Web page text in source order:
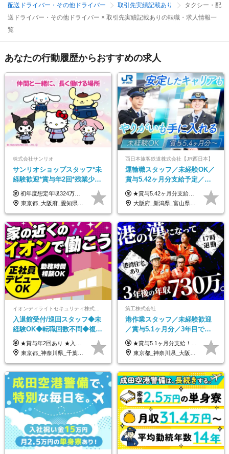
配送ドライバー・その他ドライバー
取引先実績記載あり
タクシー・配
送ドライバー・その他ドライバー × 取引先実績記載ありの転職・求人情報一
覧
あなたの行動履歴からおすすめの求人
株式会社サンリオ
サンリオショップスタッフ*未
経験歓迎*賞与年2回*残業少な
め*産育休取得実績豊富*可愛
い制服*社割有
初年度想定年収324万円～690万円！ ◆全国一律 月給230,000円～＋賞与＋通勤手当＋役職手当＋時間外手当 《手当充実！》 ＊昇給/年1回 ＊賞与/年2回（7月/12月） ＊通勤手当：交通費支給（規定あり） ＊時間外手当 ＊販売職手当 ＊役職手当 《キャリアパス》 ▼店長（32歳）／年収400万円 ▼トレーナー（37歳）／年収500万円 ▼SV（40歳）／年収570万円 ※SVとして活躍された場合、574万円以上に昇給も目指せます。 日頃のお店での頑張りをしっかり評価する体制を整えており、 ご自身の努力次第で昇給する制度を用意しています！ 《ゆくゆくは・・・》 ■店舗スタッフをとりまとめ、お店づくりを主体で行う店長へ ■複数店舗を統括するトレーナーへとキャリアアップ ■様々な規模の店舗を経験しSVとして活躍した後は、本社の教育担当や店舗支援を担う本部スタッフとして活躍いただけます。 ※経験・能力を考慮の上、当社規定により優遇いたします。 ※入社日から6カ月間の試用期間あり。その間の待遇に差異はありません。
東京都_大阪府_愛知県_北海道_栃木県_静岡県_兵庫県_京都府_福岡県
西日本旅客鉄道株式会社【JR西日本】
運輸職スタッフ／未経験OK／
賞与5.42ヶ月分支給予定／残
業月11h程／年休119日+有給
平均18.7日
★賞与5.42ヶ月分支給予定あり！ （大卒以上）月給24万1,692円～39万5,780円＋各種手当＋賞与2回 （高卒以上）月給22万2,662円～39万5,780円＋各種手当＋賞与2回 ※上記は2025年度新卒支払額（京阪神地区）となります ※勤務地・学歴で異なり、ご経験・能力等をふまえた金額を加算します ※残業代は別途全額支給します ※当社規程に基づき決定します ※試用期間あり（3ヶ月／待遇に変更はありません） ※基本給以外の諸手当として扶養・職務・時間外・通勤手当等を支給します ※京阪神地区以外の勤務地の場合 月給（大卒）23万0,706円～／月給（高卒）21万2,541円～となります
大阪府_新潟県_富山県_石川県_福井県_三重県_兵庫県_京都府_滋賀県_奈良県_和歌山県_広島県_岡山県_鳥取県_島根県_山口県_福岡県
イオンディライトセキュリティ株式会社（イオングループ）
入退館受付/巡回スタッフ◆未
経験OK◆転職回数不問◆複数
勤務地で募集中◆ブランクあ
りOK◆室内業務がメイン
★賞与年2回あり ★入社祝い金3万円支給 ★出産祝い金や育児支援金などの手当も充実！ ≪給与モデル≫ 【東京】基本給27万2780円/月給＋時間外手当（25h） 【愛知】基本給25万4990円/月給＋時間外手当（25h） 【大阪】基本給25万4990円/月給＋時間外手当（25h） 【福岡】基本給23万7200円/月給＋時間外手当（25h） -------------- ▽各地の給与は下記をご確認ください！ ■北海道 月給20万円～ ■東北 月給20万円～ ■北関東 埼玉／月給22万5000円～ 茨城・群馬・新潟／月給20万円～ ■南関東 東京・神奈川／月給23万円～ 千葉／月給22万5000円～ 山梨／月給20万円～ ■中部 愛知／月給21万5000円～ 長野・岐阜・三重／月給20万円～ ■関西 大阪／月給21万5000円～ 京都・兵庫／月給21万円～ 滋賀・奈良／月給20万円～ ■中四国 岡山・山口・四国・広島／月給20万円～ ■九州 福岡・鹿児島・長崎／月給20万円～
東京都_神奈川県_千葉県_北海道_福島県_長野県_岐阜県_三重県_京都府_福岡県
第工株式会社
港作業スタッフ／未経験歓迎
／賞与5.1ヶ月分／3年目で年
収730万円も可／食事手当あり
／年休120日以上
★賞与5.1ヶ月分支給！ ★入社3年目・30代で年収730万円の先輩も活躍中！ ★入社1年目・20代で月収29万円の実績あり 月給：22.5万円～30.5万円＋各種手当＋賞与年2回＋残業代全額支給 ※経験・能力などを考慮のうえ決定します ※上記月給には食事手当(5000円／月）を含みます ※残業代は分単位で100％支給いたします ※試用期間3ヶ月。その間の給与・待遇に差異はありません 【月収例】 ◆33.5万円／31歳 入社7か月 ◆38.5万円／32歳 入社1年目 ◆48.4万円／44歳 入社12年目 ※経験・能力などを考慮のうえ決定 ※月収・給与例には休日手当も含みます 【手当詳細】 ◆交通費規定支給（上限3万5000円／月） ◆時間外手当全額支給 ◆休日出勤手当 ◆港湾住宅あり（1R・2万円台～） ◆資格取得支援制度：全額負担 ◆地域手当：関東地区1万円／月
東京都_神奈川県_大阪府_愛知県_兵庫県